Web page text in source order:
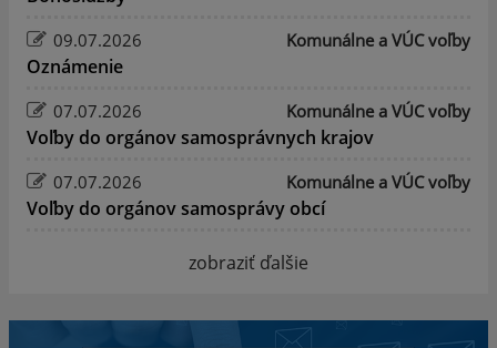
09.07.2026 Komunálne a VÚC voľby
Oznámenie
07.07.2026 Komunálne a VÚC voľby
Voľby do orgánov samosprávnych krajov
07.07.2026 Komunálne a VÚC voľby
Voľby do orgánov samosprávy obcí
zobraziť ďalšie